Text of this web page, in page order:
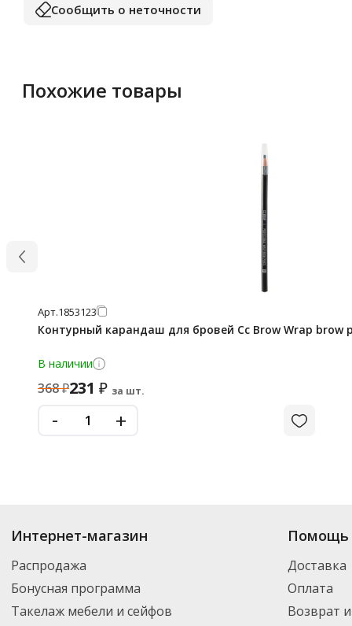
Сообщить о неточности
Похожие товары
Арт.1853123
Контурный карандаш для бровей Cc Brow Wrap brow
В наличии
368₽231 ₽ за шт.
- +
Интернет-магазин
Распродажа
Бонусная программа
Такелаж мебели и сейфов
Помощь
Доставка
Оплата
Возврат